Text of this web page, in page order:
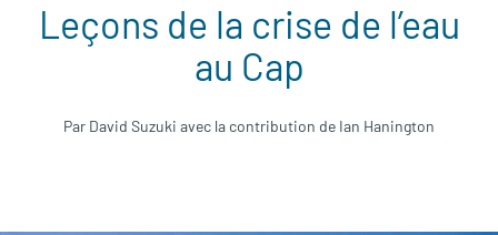
Leçons de la crise de l’eau
au Cap
Par David Suzuki avec la contribution de Ian Hanington